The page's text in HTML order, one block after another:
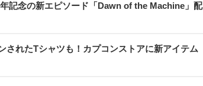
記念の新エピソード「Dawn of the Machine」配
されたTシャツも！カプコンストアに新アイテム